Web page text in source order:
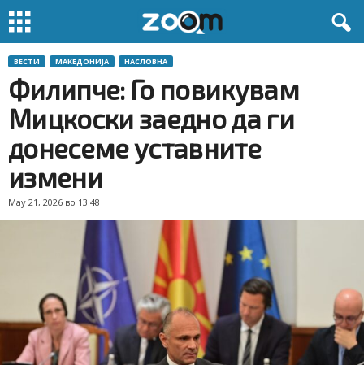
ВЕСТИ МАКЕДОНИЈА НАСЛОВНА
Филипче: Го повикувам
Мицкоски заедно да ги
донесеме уставните
измени
May 21, 2026 во 13:48